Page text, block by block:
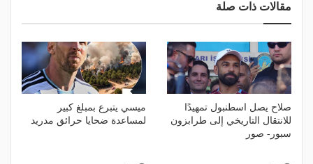
مقالات ذات صلة
صلاح يصل اسطنبول تمهيدًا
للانتقال التاريخي إلى طرابزون
سبور- صور
ميسي يتبرع بمبلغ كبير
لمساعدة ضحايا حرائق مدريد